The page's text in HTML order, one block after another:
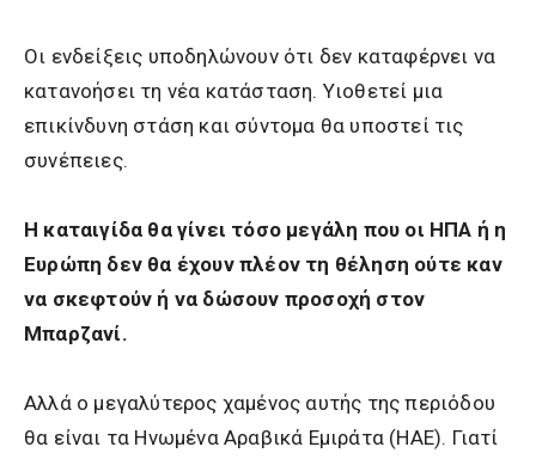
Οι ενδείξεις υποδηλώνουν ότι δεν καταφέρνει να
κατανοήσει τη νέα κατάσταση. Υιοθετεί μια
επικίνδυνη στάση και σύντομα θα υποστεί τις
συνέπειες.
Η καταιγίδα θα γίνει τόσο μεγάλη που οι ΗΠΑ ή η
Ευρώπη δεν θα έχουν πλέον τη θέληση ούτε καν
να σκεφτούν ή να δώσουν προσοχή στον
Μπαρζανί.
Αλλά ο μεγαλύτερος χαμένος αυτής της περιόδου
θα είναι τα Ηνωμένα Αραβικά Εμιράτα (ΗΑΕ). Γιατί